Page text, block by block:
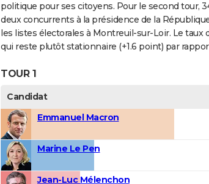
politique pour ses citoyens. Pour le second tour,
deux concurrents à la présidence de la
les listes électorales à Montreuil-sur-Loir. Le taux
qui reste plutôt stationnaire (+1.6 point) par
TOUR 1
Candidat
Emmanuel Macron
Marine Le Pen
Jean-Luc Mélenchon